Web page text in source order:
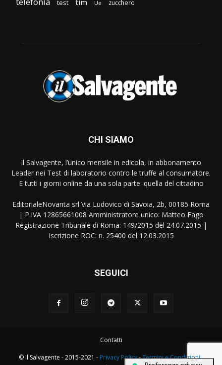
test tim Ue zucchero
CHI SIAMO
Il Salvagente, l’unico mensile in edicola, in abbonamento
Leader nei Test di laboratorio contro le truffe al consumatore.
E tutti i giorni online da una sola parte: quella del cittadino
EditorialeNovanta srl Via Ludovico di Savoia, 2b, 00185 Roma
| P.IVA 12865661008 Amministratore unico: Matteo Fago
Registrazione Tribunale di Roma: 149/2015 del 24.07.2015 |
Iscrizione ROC: n. 25400 del 12.03.2015
SEGUICI
Contatti
© Il Salvagente - 2015-2021 - Privacy Policy-Termini e Condizioni-